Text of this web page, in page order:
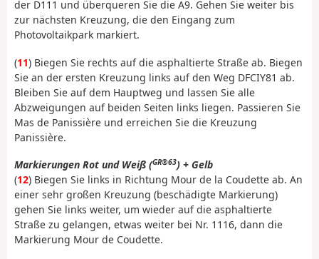
der D111 und überqueren Sie die A9. Gehen Sie weiter bis
zur nächsten Kreuzung, die den Eingang zum
Photovoltaikpark markiert.
(11) Biegen Sie rechts auf die asphaltierte Straße ab. Biegen
Sie an der ersten Kreuzung links auf den Weg DFCIY81 ab.
Bleiben Sie auf dem Hauptweg und lassen Sie alle
Abzweigungen auf beiden Seiten links liegen. Passieren Sie
Mas de Panissière und erreichen Sie die Kreuzung
Panissière.
Markierungen Rot und Weiß (GR®63) + Gelb
(12) Biegen Sie links in Richtung Mour de la Coudette ab. An
einer sehr großen Kreuzung (beschädigte Markierung)
gehen Sie links weiter, um wieder auf die asphaltierte
Straße zu gelangen, etwas weiter bei Nr. 1116, dann die
Markierung Mour de Coudette.